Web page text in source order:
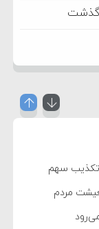
تکذیب سهم
مردم